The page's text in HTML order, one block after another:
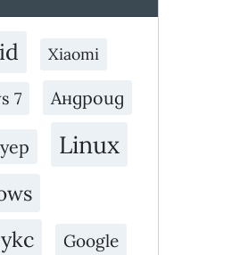
Xiaomi
7 Андроид
Linux
Google